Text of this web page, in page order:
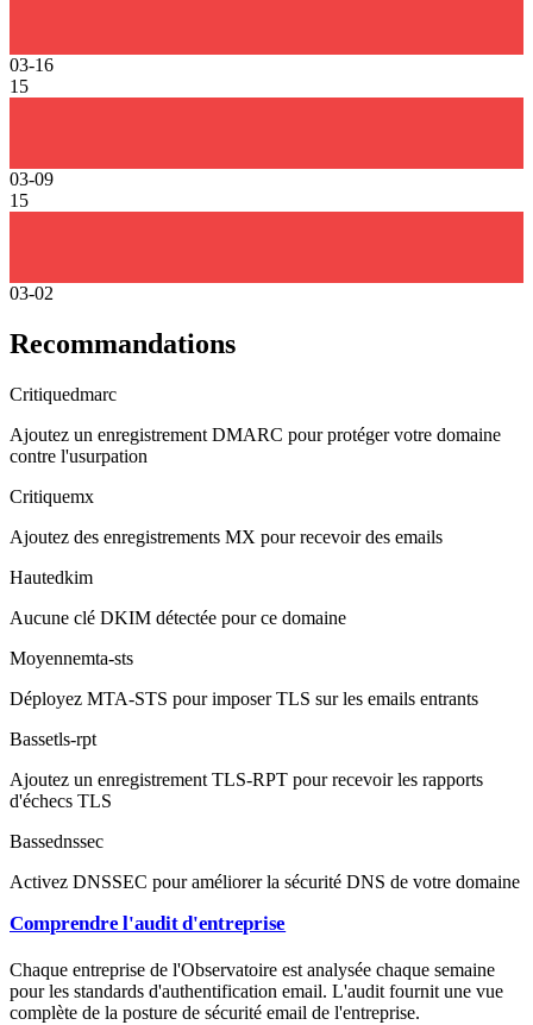
03-16
15
03-09
15
03-02
Recommandations
Critiquedmarc
Ajoutez un enregistrement DMARC pour protéger votre domaine
contre l'usurpation
Critiquemx
Ajoutez des enregistrements MX pour recevoir des emails
Hautedkim
Aucune clé DKIM détectée pour ce domaine
Moyennemta-sts
Déployez MTA-STS pour imposer TLS sur les emails entrants
Bassetls-rpt
Ajoutez un enregistrement TLS-RPT pour recevoir les rapports
d'échecs TLS
Bassednssec
Activez DNSSEC pour améliorer la sécurité DNS de votre domaine
Comprendre l'audit d'entreprise
Chaque entreprise de l'Observatoire est analysée chaque semaine
pour les standards d'authentification email. L'audit fournit une vue
complète de la posture de sécurité email de l'entreprise.